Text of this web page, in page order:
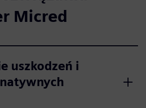
Micred
uszkodzeń i